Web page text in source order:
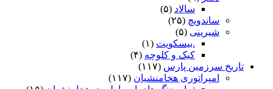
سالاد (۵)
ساندویچ (۲۵)
شیرینی (۵)
.بیسکویت (۱)
کیک و کلوچه (۴)
تاریخ سرزمین پارس (۱۱۷)
امپراتوری هخامنشیان (۱۱۷)